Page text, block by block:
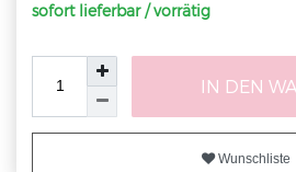
sofort lieferbar / vorrätig
IN DEN
Wunschliste